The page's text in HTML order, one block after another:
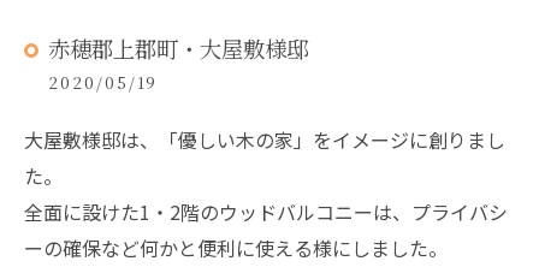
赤穂郡上郡町・大屋敷様邸
2020/05/19
大屋敷様邸は、「優しい木の家」をイメージに創りまし
た。
全面に設けた1・2階のウッドバルコニーは、プライバシ
ーの確保など何かと便利に使える様にしました。